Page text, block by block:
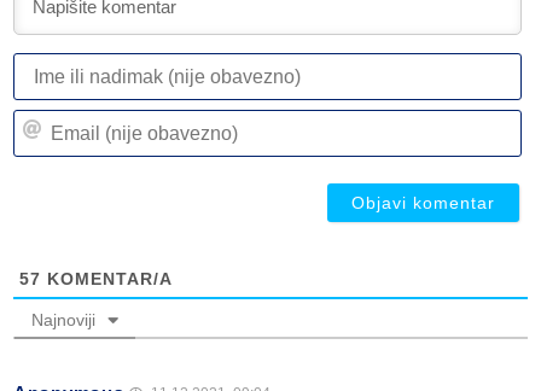
57 KOMENTAR/A
Najnoviji